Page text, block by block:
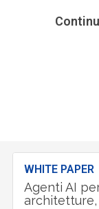
WHITE PAPER
Agenti AI